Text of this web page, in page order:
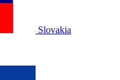
Slovakia